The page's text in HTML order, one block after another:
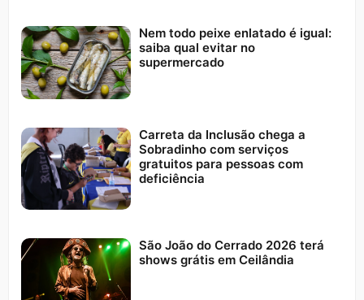
Nem todo peixe enlatado é igual:
saiba qual evitar no
supermercado
Carreta da Inclusão chega a
Sobradinho com serviços
gratuitos para pessoas com
deficiência
São João do Cerrado 2026 terá
shows grátis em Ceilândia